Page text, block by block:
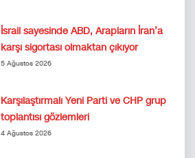
İsrail sayesinde ABD, Arapların İran’a
karşı sigortası olmaktan çıkıyor
5 Ağustos 2026
Karşılaştırmalı Yeni Parti ve CHP grup
toplantısı gözlemleri
4 Ağustos 2026